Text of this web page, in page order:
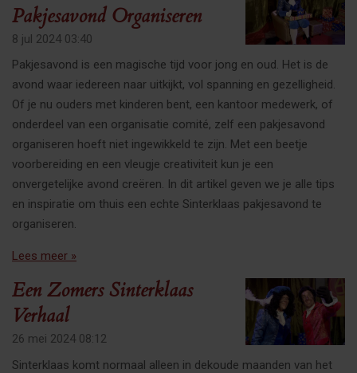
Pakjesavond Organiseren
8 jul 2024 03:40
Pakjesavond is een magische tijd voor jong en oud. Het is de
avond waar iedereen naar uitkijkt, vol spanning en gezelligheid.
Of je nu ouders met kinderen bent, een kantoor medewerk, of
onderdeel van een organisatie comité, zelf een pakjesavond
organiseren hoeft niet ingewikkeld te zijn. Met een beetje
voorbereiding en een vleugje creativiteit kun je een
onvergetelijke avond creëren. In dit artikel geven we je alle tips
en inspiratie om thuis een echte Sinterklaas pakjesavond te
organiseren.
Lees meer »
Een Zomers Sinterklaas
Verhaal
26 mei 2024 08:12
Sinterklaas komt normaal alleen in dekoude maanden van het